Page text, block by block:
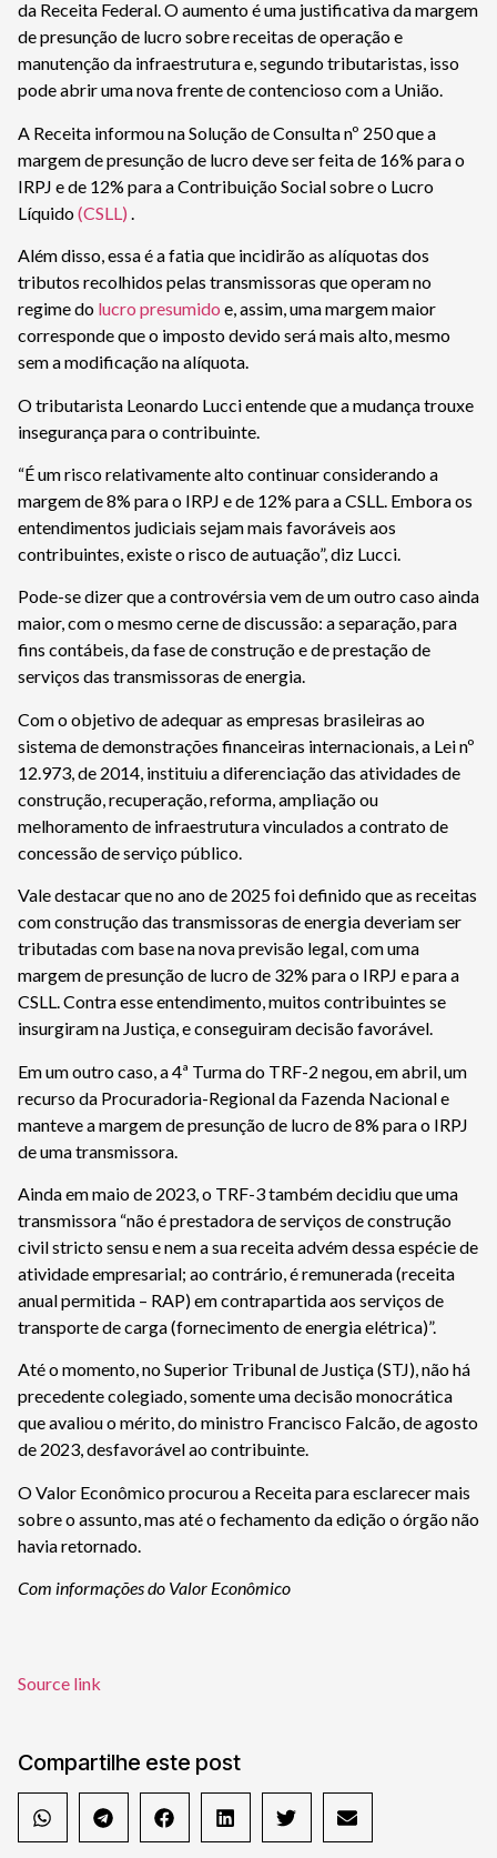
da Receita Federal. O aumento é uma justificativa da margem
de presunção de lucro sobre receitas de operação e
manutenção da infraestrutura e, segundo tributaristas, isso
pode abrir uma nova frente de contencioso com a União.
A Receita informou na Solução de Consulta nº 250 que a
margem de presunção de lucro deve ser feita de 16% para o
IRPJ e de 12% para a Contribuição Social sobre o Lucro
Líquido(CSLL)
Além disso, essa é a fatia que incidirão as alíquotas dos
tributos recolhidos pelas transmissoras que operam no
regime do lucro presumido e, assim, uma margem maior
corresponde que o imposto devido será mais alto, mesmo
sem a modificação na alíquota.
O tributarista Leonardo Lucci entende que a mudança trouxe
insegurança para o contribuinte.
“É um risco relativamente alto continuar considerando a
margem de 8% para o IRPJ e de 12% para a CSLL. Embora os
entendimentos judiciais sejam mais favoráveis aos
contribuintes, existe o risco de autuação”, diz Lucci.
Pode-se dizer que a controvérsia vem de um outro caso ainda
maior, com o mesmo cerne de discussão: a separação, para
fins contábeis, da fase de construção e de prestação de
serviços das transmissoras de energia.
Com o objetivo de adequar as empresas brasileiras ao
sistema de demonstrações financeiras internacionais, a Lei nº
12.973, de 2014, instituiu a diferenciação das atividades de
construção, recuperação, reforma, ampliação ou
melhoramento de infraestrutura vinculados a contrato de
concessão de serviço público.
Vale destacar que no ano de 2025 foi definido que as receitas
com construção das transmissoras de energia deveriam ser
tributadas com base na nova previsão legal, com uma
margem de presunção de lucro de 32% para o IRPJ e para a
CSLL. Contra esse entendimento, muitos contribuintes se
insurgiram na Justiça, e conseguiram decisão favorável.
Em um outro caso, a 4ª Turma do TRF-2 negou, em abril, um
recurso da Procuradoria-Regional da Fazenda Nacional e
manteve a margem de presunção de lucro de 8% para o IRPJ
de uma transmissora.
Ainda em maio de 2023, o TRF-3 também decidiu que uma
transmissora “não é prestadora de serviços de construção
civil stricto sensu e nem a sua receita advém dessa espécie de
atividade empresarial; ao contrário, é remunerada (receita
anual permitida – RAP) em contrapartida aos serviços de
transporte de carga (fornecimento de energia elétrica)”.
Até o momento, no Superior Tribunal de Justiça (STJ), não há
precedente colegiado, somente uma decisão monocrática
que avaliou o mérito, do ministro Francisco Falcão, de agosto
de 2023, desfavorável ao contribuinte.
O Valor Econômico procurou a Receita para esclarecer mais
sobre o assunto, mas até o fechamento da edição o órgão não
havia retornado.
Com informações do Valor Econômico
Source link
Compartilhe este post